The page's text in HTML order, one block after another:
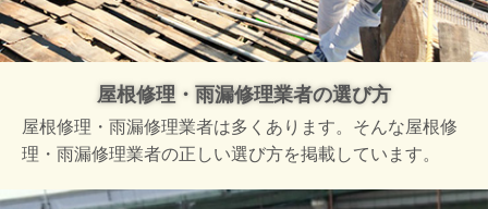
屋根修理・雨漏修理業者の選び方
屋根修理・雨漏修理業者は多くあります。そんな屋根修
理・雨漏修理業者の正しい選び方を掲載しています。